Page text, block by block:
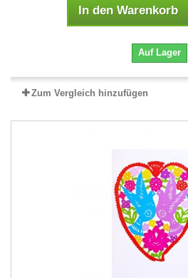
In den Warenkorb
Auf Lager
Zum Vergleich hinzufügen